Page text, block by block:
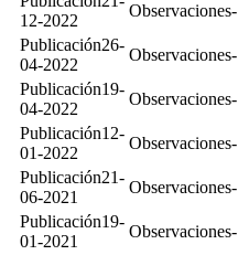
12-2022
-
26-
04-2022
-
19-
04-2022
-
12-
01-2022
-
21-
06-2021
-
19-
01-2021
-